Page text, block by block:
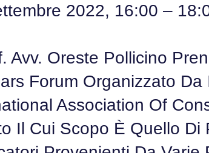
2022, 16:00 –
Avv. Oreste Pollicino
Forum Organizzato Da
Association Of
Il Cui Scopo È Quello Di